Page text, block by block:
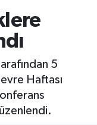
5
Haftası